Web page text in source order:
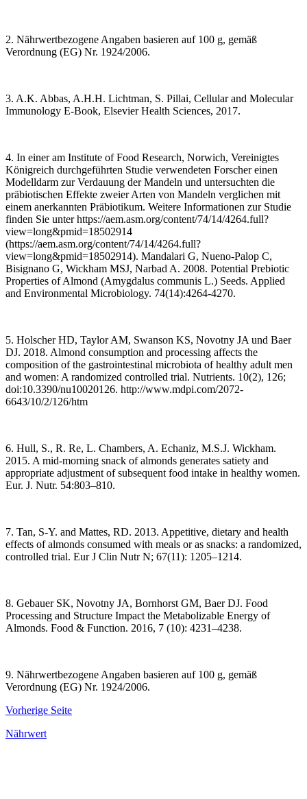
2. Nährwertbezogene Angaben basieren auf 100 g, gemäß
Verordnung (EG) Nr. 1924/2006.
3. A.K. Abbas, A.H.H. Lichtman, S. Pillai, Cellular and Molecular
Immunology E-Book, Elsevier Health Sciences, 2017.
4. In einer am Institute of Food Research, Norwich, Vereinigtes
Königreich durchgeführten Studie verwendeten Forscher einen
Modelldarm zur Verdauung der Mandeln und untersuchten die
präbiotischen Effekte zweier Arten von Mandeln verglichen mit
einem anerkannten Präbiotikum. Weitere Informationen zur Studie
finden Sie unter https://aem.asm.org/content/74/14/4264.full?
view=long&pmid=18502914
(https://aem.asm.org/content/74/14/4264.full?
view=long&pmid=18502914). Mandalari G, Nueno-Palop C,
Bisignano G, Wickham MSJ, Narbad A. 2008. Potential Prebiotic
Properties of Almond (Amygdalus communis L.) Seeds. Applied
and Environmental Microbiology. 74(14):4264-4270.
5. Holscher HD, Taylor AM, Swanson KS, Novotny JA und Baer
DJ. 2018. Almond consumption and processing affects the
composition of the gastrointestinal microbiota of healthy adult men
and women: A randomized controlled trial. Nutrients. 10(2), 126;
doi:10.3390/nu10020126. http://www.mdpi.com/2072-
6643/10/2/126/htm
6. Hull, S., R. Re, L. Chambers, A. Echaniz, M.S.J. Wickham.
2015. A mid-morning snack of almonds generates satiety and
appropriate adjustment of subsequent food intake in healthy women.
Eur. J. Nutr. 54:803–810.
7. Tan, S-Y. and Mattes, RD. 2013. Appetitive, dietary and health
effects of almonds consumed with meals or as snacks: a randomized,
controlled trial. Eur J Clin Nutr N; 67(11): 1205–1214.
8. Gebauer SK, Novotny JA, Bornhorst GM, Baer DJ. Food
Processing and Structure Impact the Metabolizable Energy of
Almonds. Food & Function. 2016, 7 (10): 4231–4238.
9. Nährwertbezogene Angaben basieren auf 100 g, gemäß
Verordnung (EG) Nr. 1924/2006.
Vorherige Seite
Nährwert